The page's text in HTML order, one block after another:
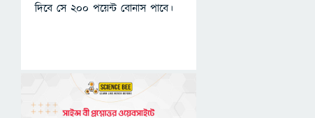
দিবে সে ২০০ পয়েন্ট বোনাস পাবে।